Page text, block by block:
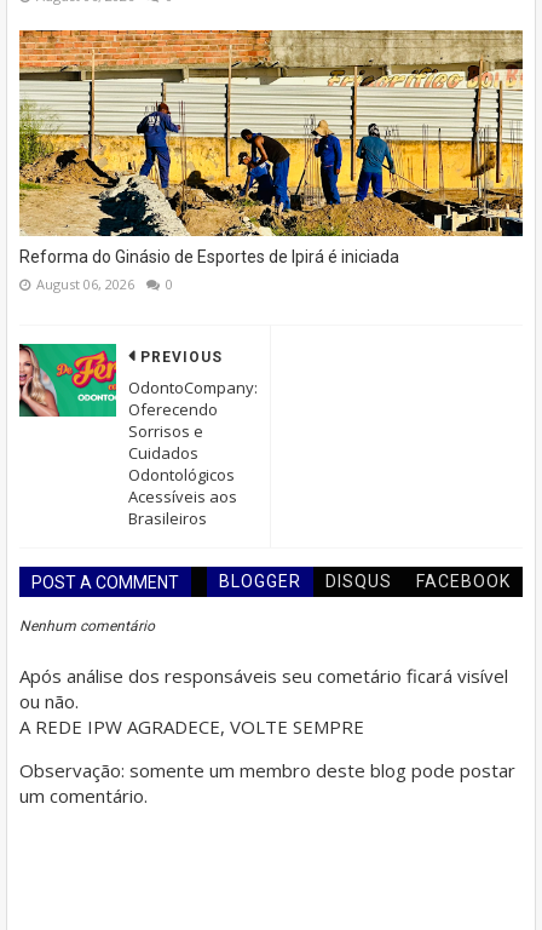
Reforma do Ginásio de Esportes de Ipirá é iniciada
August 06, 2026 0
PREVIOUS
OdontoCompany:
Oferecendo
Sorrisos e
Cuidados
Odontológicos
Acessíveis aos
Brasileiros
POST A COMMENT BLOGGER DISQUS FACEBOOK
Nenhum comentário
Após análise dos responsáveis seu cometário ficará visível
ou não.
A REDE IPW AGRADECE, VOLTE SEMPRE
Observação: somente um membro deste blog pode postar
um comentário.